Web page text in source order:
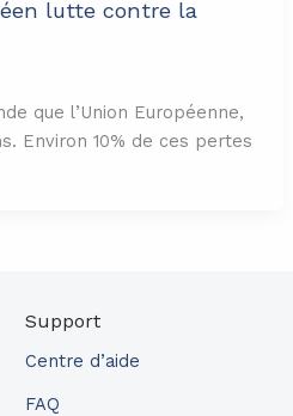
lutte contre la
que l’Union Européenne,
Environ 10% de ces pertes
Support
Centre d’aide
FAQ